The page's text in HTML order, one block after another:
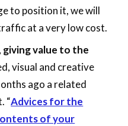
to position it, we will
at a very low cost.
giving value to the
visual and creative
ago a related
“Advices for the
of your